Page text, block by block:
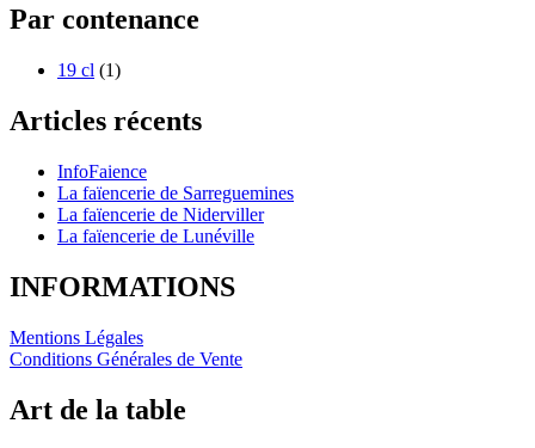
Par contenance
19 cl (1)
Articles récents
InfoFaience
La faïencerie de Sarreguemines
La faïencerie de Niderviller
La faïencerie de Lunéville
INFORMATIONS
Mentions Légales
Conditions Générales de Vente
Art de la table